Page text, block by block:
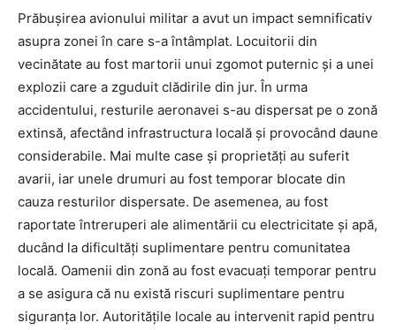
Prăbușirea avionului militar a avut un impact semnificativ
asupra zonei în care s-a întâmplat. Locuitorii din
vecinătate au fost martorii unui zgomot puternic și a unei
explozii care a zguduit clădirile din jur. În urma
accidentului, resturile aeronavei s-au dispersat pe o zonă
extinsă, afectând infrastructura locală și provocând daune
considerabile. Mai multe case și proprietăți au suferit
avarii, iar unele drumuri au fost temporar blocate din
cauza resturilor dispersate. De asemenea, au fost
raportate întreruperi ale alimentării cu electricitate și apă,
ducând la dificultăți suplimentare pentru comunitatea
locală. Oamenii din zonă au fost evacuați temporar pentru
a se asigura că nu există riscuri suplimentare pentru
siguranța lor. Autoritățile locale au intervenit rapid pentru